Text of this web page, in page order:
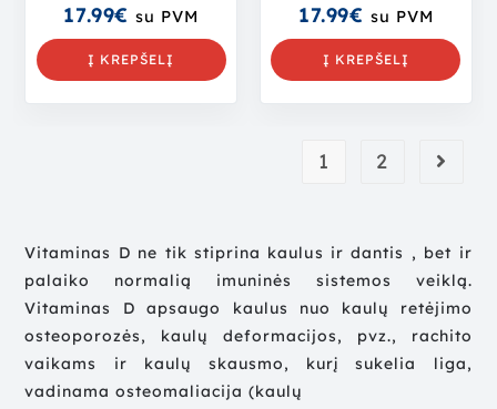
s:5.00iš
5
17.99€ su PVM
Į KREPŠELĮ
s:5.00iš
5
17.99€ su PVM
Į KREPŠELĮ
1 2
Vitaminas D ne tik stiprina kaulus ir dantis , bet ir
palaiko normalią imuninės sistemos veiklą.
Vitaminas D apsaugo kaulus nuo kaulų retėjimo
osteoporozės, kaulų deformacijos, pvz., rachito
vaikams ir kaulų skausmo, kurį sukelia liga,
vadinama osteomaliacija (kaulų